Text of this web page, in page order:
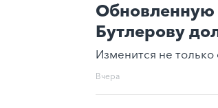
Обновленную
Бутлерову
Изменится не
Вчера